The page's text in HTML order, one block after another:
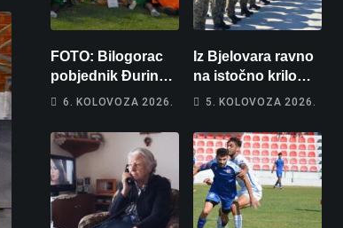
FOTO: Bilogorac
pobjednik Đurinog
memorijala
6. KOLOVOZA 2026.
Iz Bjelovara ravno
na istočno krilo
NATO-a: Evo kamo
vojnika i 6
vojnikinja
5. KOLOVOZA 2026.